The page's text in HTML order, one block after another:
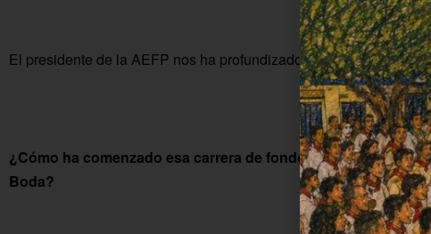
El presidente de la AEFP nos ha profundizado en este tema y en
¿Cómo ha comenzado esa carrera de fondo para llegar a
Boda?